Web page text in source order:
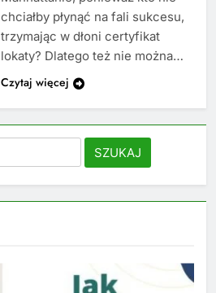
chciałby płynąć na fali sukcesu,
trzymając w dłoni certyfikat
lokaty? Dlatego też nie można…
Czytaj więcej